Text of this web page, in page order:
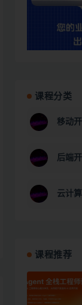
课程分类
移动
后端
云计
课程推荐